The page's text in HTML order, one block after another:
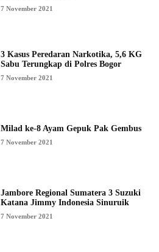
7 November 2021
3 Kasus Peredaran Narkotika, 5,6 KG
Sabu Terungkap di Polres Bogor
7 November 2021
Milad ke-8 Ayam Gepuk Pak Gembus
7 November 2021
Jambore Regional Sumatera 3 Suzuki
Katana Jimmy Indonesia Sinuruik
7 November 2021